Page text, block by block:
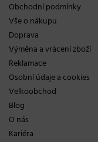
Obchodní podmínky
Vše o nákupu
Doprava
Výměna a vrácení zboží
Reklamace
Osobní údaje a cookies
Velkoobchod
Blog
O nás
Kariéra